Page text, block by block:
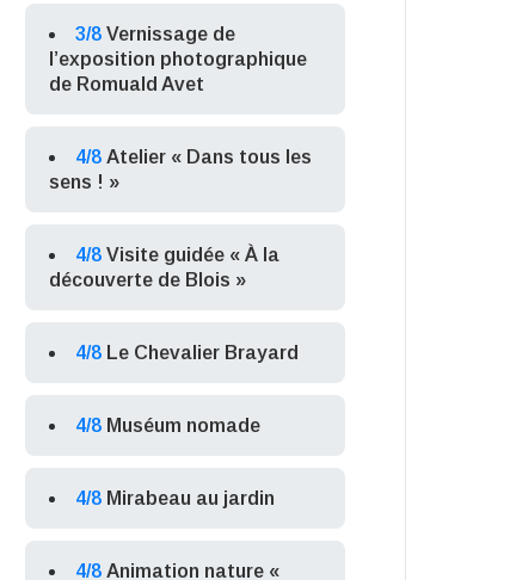
3/8 Vernissage de
l’exposition photographique
de Romuald Avet
4/8 Atelier « Dans tous les
sens ! »
4/8 Visite guidée « À la
découverte de Blois »
4/8 Le Chevalier Brayard
4/8 Muséum nomade
4/8 Mirabeau au jardin
4/8 Animation nature «